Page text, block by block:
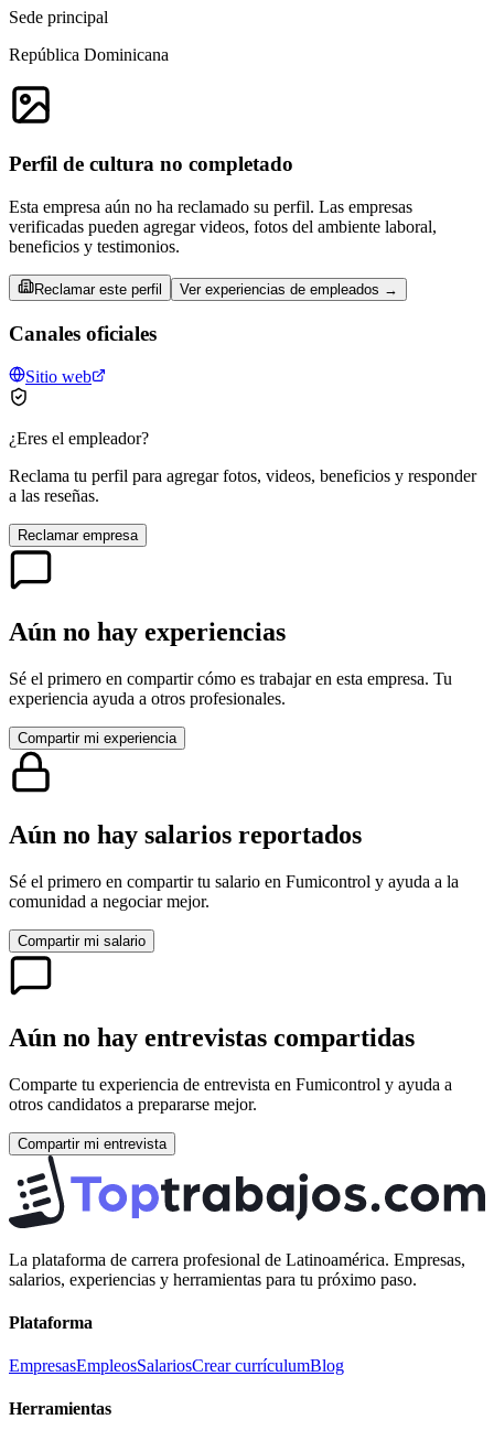
Sede principal
República Dominicana
Perfil de cultura no completado
Esta empresa aún no ha reclamado su perfil. Las empresas
verificadas pueden agregar videos, fotos del ambiente laboral,
beneficios y testimonios.
Reclamar este perfil Ver experiencias de empleados →
Canales oficiales
Sitio web
¿Eres el empleador?
Reclama tu perfil para agregar fotos, videos, beneficios y responder
a las reseñas.
Reclamar empresa
Aún no hay experiencias
Sé el primero en compartir cómo es trabajar en esta empresa. Tu
experiencia ayuda a otros profesionales.
Compartir mi experiencia
Aún no hay salarios reportados
Sé el primero en compartir tu salario en Fumicontrol y ayuda a la
comunidad a negociar mejor.
Compartir mi salario
Aún no hay entrevistas compartidas
Comparte tu experiencia de entrevista en Fumicontrol y ayuda a
otros candidatos a prepararse mejor.
Compartir mi entrevista
La plataforma de carrera profesional de Latinoamérica. Empresas,
salarios, experiencias y herramientas para tu próximo paso.
Plataforma
EmpresasEmpleosSalariosCrear currículumBlog
Herramientas